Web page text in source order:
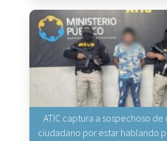
ATIC captura a sospechoso
ciudadano por estar hablando